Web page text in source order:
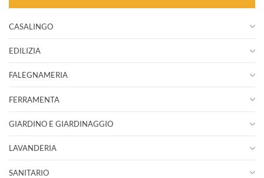
CASALINGO
EDILIZIA
FALEGNAMERIA
FERRAMENTA
GIARDINO E GIARDINAGGIO
LAVANDERIA
SANITARIO